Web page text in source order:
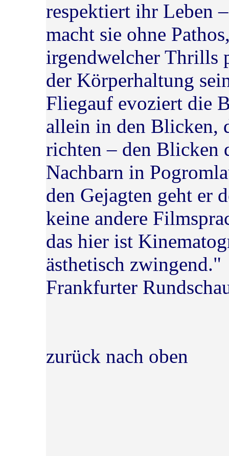
respektiert ihr Leben
macht sie ohne
irgendwelcher Thrills
der Körperhaltung
Fliegauf evoziert die
allein in den Blicken,
richten – den Blicken
Nachbarn in
den Gejagten geht er
keine andere
das hier ist
ästhetisch
Frankfurter
zurück nach oben